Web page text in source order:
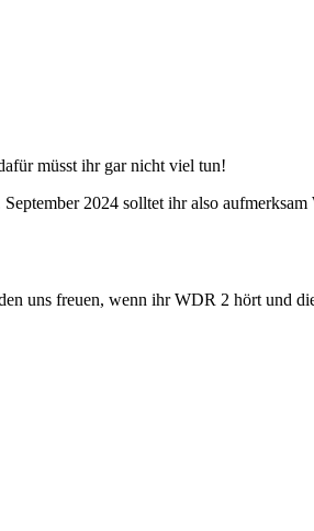
müsst ihr gar nicht viel tun!
2024 solltet ihr also
uns freuen, wenn ihr WDR 2 hört und